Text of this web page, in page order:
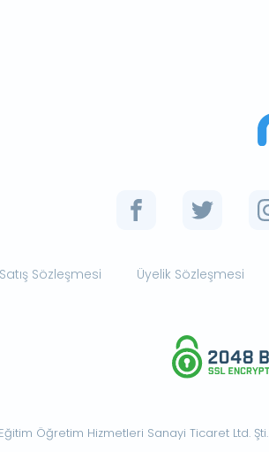
Sözleşmesi Üyelik Sözleşmesi
Öğretim Hizmetleri Sanayi Ticaret Ltd. Şti.